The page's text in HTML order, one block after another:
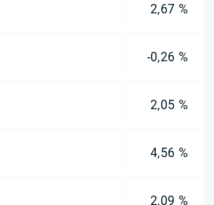
2,67 %
-0,26 %
2,05 %
4,56 %
2,09 %